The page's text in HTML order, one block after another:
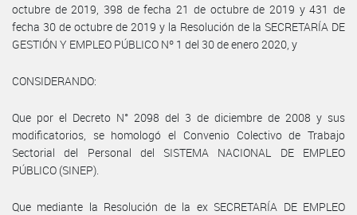
octubre de 2019, 398 de fecha 21 de octubre de 2019 y 431 de
fecha 30 de octubre de 2019 y la Resolución de la SECRETARÍA DE
GESTIÓN Y EMPLEO PÚBLICO Nº 1 del 30 de enero 2020, y
CONSIDERANDO:
Que por el Decreto N° 2098 del 3 de diciembre de 2008 y sus
modificatorios, se homologó el Convenio Colectivo de Trabajo
Sectorial del Personal del SISTEMA NACIONAL DE EMPLEO
PÚBLICO (SINEP).
Que mediante la Resolución de la ex SECRETARÍA DE EMPLEO